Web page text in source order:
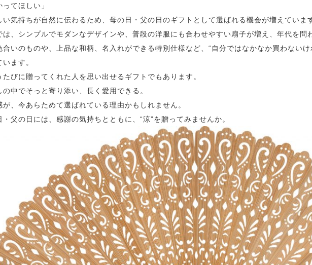
ってほしい」
い気持ちが自然に伝わるため、母の日・父の日のギフトとして選ばれる機会が増えていま
は、シンプルでモダンなデザインや、普段の洋服にも合わせやすい扇子が増え、年代を問
合いのものや、上品な和柄、名入れができる特別仕様など、“自分ではなかなか買わない
ます。
たびに贈ってくれた人を思い出せるギフトでもあります。
中でそっと寄り添い、長く愛用できる。
が、今あらためて選ばれている理由かもしれません。
父の日には、感謝の気持ちとともに、“涼”を贈ってみませんか。